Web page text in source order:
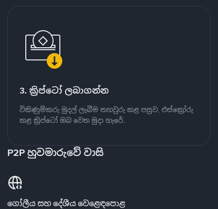
3. ක්‍රිප්ටෝ ලබාගන්න
විකිණුම්කරු මුදල් ලැබීම තහවුරු කළ පසුව, එස්ක්‍රෝරු
කළ ක්‍රිප්ටෝ ඔබ වෙත මුදා හැරේ.
P2P හුවමාරුවේ වාසි
ගෝලීය සහ දේශීය වෙළෙඳපොළ